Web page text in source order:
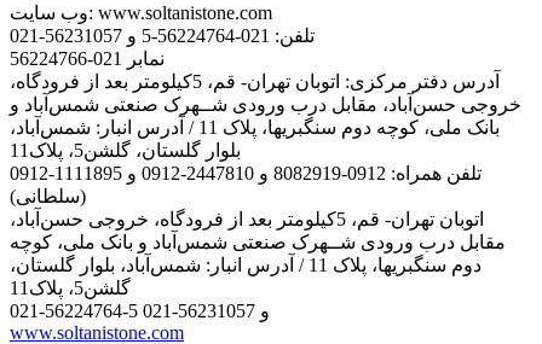
وب سایت: www.soltanistone.com
تلفن: 021-56224764-5 و 56231057-021
نمابر
021-56224766
آدرس دفتر مرکزی:
اتوبان تهران- قم، 5کیلومتر بعد از فرودگاه،
خروجی حسن‌آباد، مقابل درب ورودی شــهرک صنعتی شمس‌آباد و
بانک ملی، کوچه دوم سنگبریها، پلاک 11 / آدرس انبار: شمس‌آباد،
بلوار گلستان، گلشن5، پلاک11
تلفن همراه:
0912-8082919 و 2447810-0912 و 1111895-0912
(سلطانی)
اتوبان تهران- قم، 5کیلومتر بعد از فرودگاه، خروجی حسن‌آباد،
مقابل درب ورودی شــهرک صنعتی شمس‌آباد و بانک ملی، کوچه
دوم سنگبریها، پلاک 11 / آدرس انبار: شمس‌آباد، بلوار گلستان،
گلشن5، پلاک11
021-56224764-5 و 56231057-021
www.soltanistone.com